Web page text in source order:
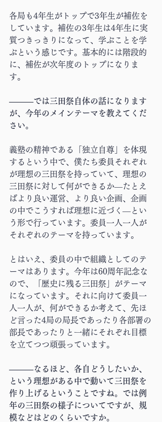
各局も4年生がトップで3年生が補佐を
しています。補佐の3年生は4年生に実
質つきっきりになって、学ぶことを学
ぶという感じです。基本的には階段的
に、補佐が次年度のトップになりま
す。
―――では三田祭自体の話になります
が、今年のメインテーマを教えてくだ
さい。
義塾の精神である「独立自尊」を体現
するという中で、僕たち委員それぞれ
が理想の三田祭を持っていて、理想の
三田祭に対して何ができるか―たとえ
ばより良い運営、より良い企画、企画
の中でこうすれば理想に近づく―とい
う形で行っています。委員一人一人が
それぞれのテーマを持っています。
とはいえ、委員の中で組織としてのテ
ーマはあります。今年は60周年記念な
ので、「歴史に残る三田祭」がテーマ
になっています。それに向けて委員一
人一人が、何ができるか考えて、先ほ
ど言った4局の局長であったり各部署の
部長であったりと一緒にそれぞれ目標
を立てつつ頑張っています。
―――なるほど、各自どうしたいか、
という理想がある中で動いて三田祭を
作り上げるということですね。では例
年の三田祭の様子についてですが、規
模などはどのくらいですか。